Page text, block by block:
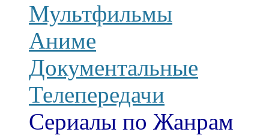
Мультфильмы
Аниме
Документальные
Телепередачи
Сериалы по Жанрам